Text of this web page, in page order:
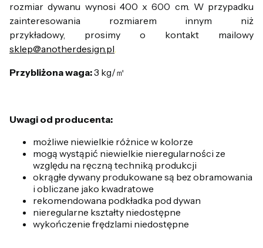
rozmiar dywanu wynosi 400 x 600 cm. W przypadku
zainteresowania rozmiarem innym niż
przykładowy, prosimy o kontakt mailowy
sklep@anotherdesign.pl.
Przybliżona waga:3 kg/㎡
Uwagi od producenta:
możliwe niewielkie różnice w kolorze
mogą wystąpić niewielkie nieregularności ze
względu na ręczną techniką produkcji
okrągłe dywany produkowane są bez obramowania
i obliczane jako kwadratowe
rekomendowana podkładka pod dywan
nieregularne kształty niedostępne
wykończenie frędzlami niedostępne